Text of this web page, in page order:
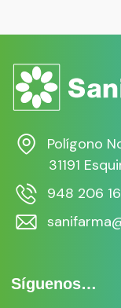
Polígono
31191
948 206
Síguenos…